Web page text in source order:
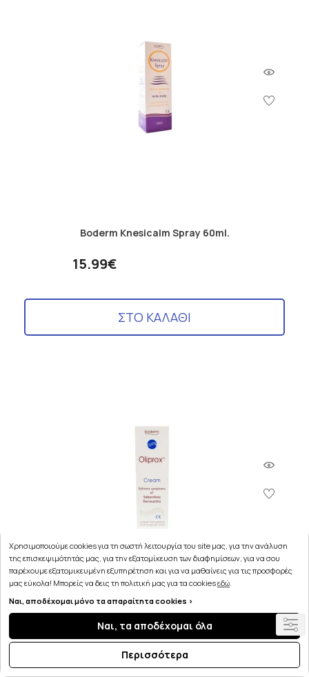
Boderm Knesicalm Spray 60ml.
15.99€
ΣΤΟ ΚΑΛΑΘΙ
Boderm Oliprox Κρέμα για την Αντιμετώπιση της
Σμηγματορροϊκής Δερματίδας 40ml
15.99€
Χρησιμοποιούμε cookies για τη σωστή λειτουργία του site μας, για την ανάλυση
της επισκεψιμότητάς μας, για την εξατομίκευση των διαφημίσεων, για να σου
παρέχουμε εξατομικευμένη εξυπηρέτηση και για να μαθαίνεις για τις προσφορές
μας εύκολα! Μπορείς να δεις τη πολιτική μας για τα cookiesεδώ.
Ναι, αποδέχομαι μόνο τα απαραίτητα cookies >
Ναι, τα αποδέχομαι όλα
Περισσότερα